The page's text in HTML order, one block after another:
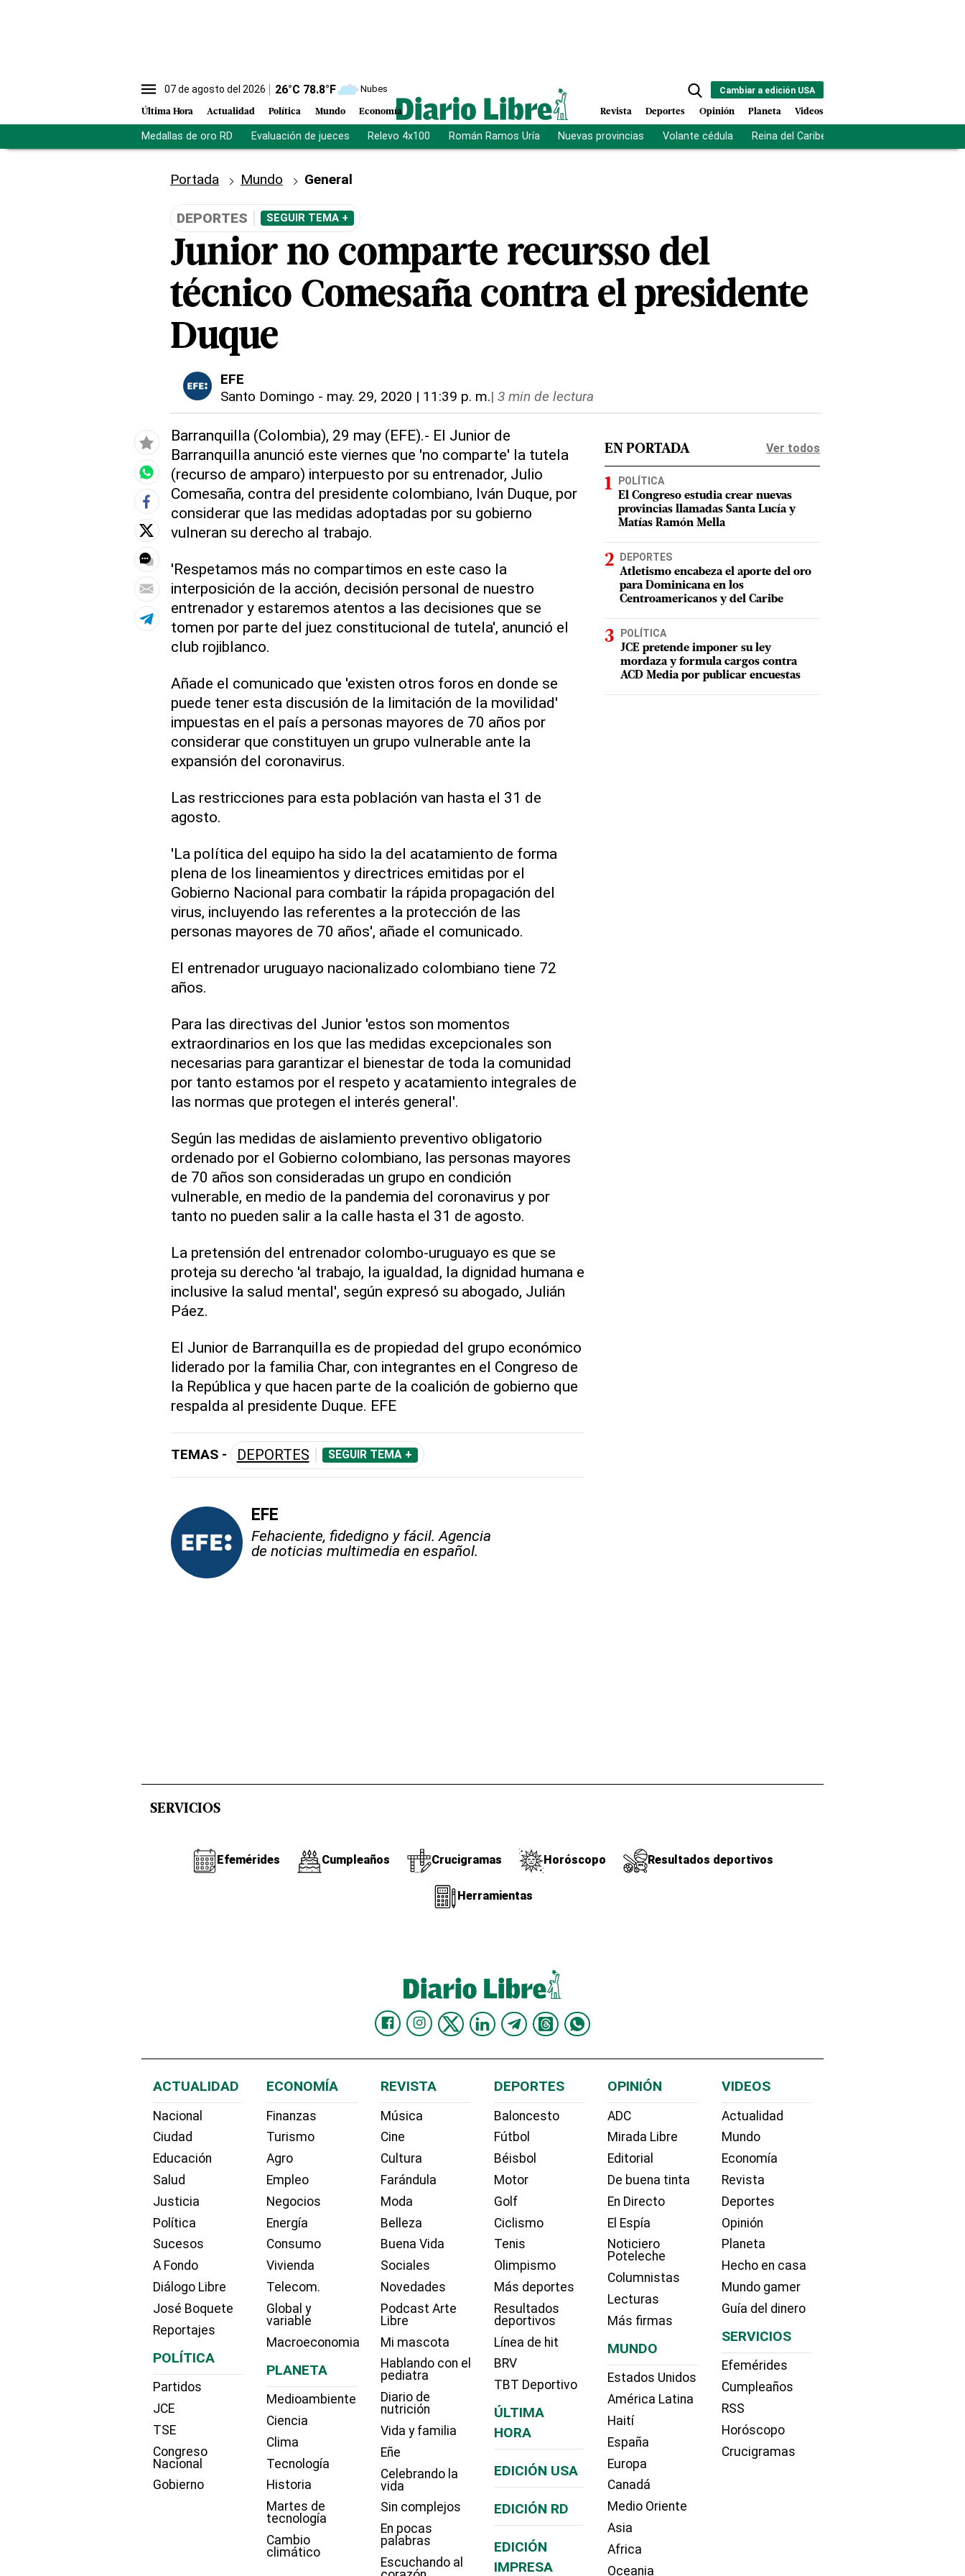
07 de agosto del 2026 26°C 78.8°F Nubes
Última Hora Actualidad Política Mundo Economía
Cambiar a edición USA
Revista Deportes Opinión Planeta Videos
Medallas de oro RD Evaluación de jueces Relevo 4x100 Román Ramos Uría Nuevas provincias Volante cédula Reina del Caribe
Portada Mundo General
DEPORTES SEGUIR TEMA +
Junior no comparte recursso del
técnico Comesaña contra el presidente
Duque
EFE
Santo Domingo - may. 29, 2020 | 11:39 p. m.| 3 min de lectura
Barranquilla (Colombia), 29 may (EFE).- El Junior de
Barranquilla anunció este viernes que 'no comparte' la tutela
(recurso de amparo) interpuesto por su entrenador, Julio
Comesaña, contra del presidente colombiano, Iván Duque, por
considerar que las medidas adoptadas por su gobierno
vulneran su derecho al trabajo.
'Respetamos más no compartimos en este caso la
interposición de la acción, decisión personal de nuestro
entrenador y estaremos atentos a las decisiones que se
tomen por parte del juez constitucional de tutela', anunció el
club rojiblanco.
Añade el comunicado que 'existen otros foros en donde se
puede tener esta discusión de la limitación de la movilidad'
impuestas en el país a personas mayores de 70 años por
considerar que constituyen un grupo vulnerable ante la
expansión del coronavirus.
Las restricciones para esta población van hasta el 31 de
agosto.
'La política del equipo ha sido la del acatamiento de forma
plena de los lineamientos y directrices emitidas por el
Gobierno Nacional para combatir la rápida propagación del
virus, incluyendo las referentes a la protección de las
personas mayores de 70 años', añade el comunicado.
El entrenador uruguayo nacionalizado colombiano tiene 72
años.
Para las directivas del Junior 'estos son momentos
extraordinarios en los que las medidas excepcionales son
necesarias para garantizar el bienestar de toda la comunidad
por tanto estamos por el respeto y acatamiento integrales de
las normas que protegen el interés general'.
Según las medidas de aislamiento preventivo obligatorio
ordenado por el Gobierno colombiano, las personas mayores
de 70 años son consideradas un grupo en condición
vulnerable, en medio de la pandemia del coronavirus y por
tanto no pueden salir a la calle hasta el 31 de agosto.
La pretensión del entrenador colombo-uruguayo es que se
proteja su derecho 'al trabajo, la igualdad, la dignidad humana e
inclusive la salud mental', según expresó su abogado, Julián
Páez.
El Junior de Barranquilla es de propiedad del grupo económico
liderado por la familia Char, con integrantes en el Congreso de
la República y que hacen parte de la coalición de gobierno que
respalda al presidente Duque. EFE
TEMAS - DEPORTES SEGUIR TEMA +
EFE
Fehaciente, fidedigno y fácil. Agencia
de noticias multimedia en español.
EN PORTADA Ver todos
POLÍTICA
El Congreso estudia crear nuevas
provincias llamadas Santa Lucía y
Matías Ramón Mella
DEPORTES
Atletismo encabeza el aporte del oro
para Dominicana en los
Centroamericanos y del Caribe
POLÍTICA
JCE pretende imponer su ley
mordaza y formula cargos contra
ACD Media por publicar encuestas
SERVICIOS
Efemérides Cumpleaños Crucigramas Horóscopo Resultados deportivos
Herramientas
ACTUALIDAD
Nacional
Ciudad
Educación
Salud
Justicia
Política
Sucesos
A Fondo
Diálogo Libre
José Boquete
Reportajes
POLÍTICA
Partidos
JCE
TSE
Congreso
Nacional
Gobierno
ECONOMÍA
Finanzas
Turismo
Agro
Empleo
Negocios
Energía
Consumo
Vivienda
Telecom.
Global y
variable
Macroeconomia
PLANETA
Medioambiente
Ciencia
Clima
Tecnología
Historia
Martes de
tecnología
Cambio
climático
REVISTA
Música
Cine
Cultura
Farándula
Moda
Belleza
Buena Vida
Sociales
Novedades
Podcast Arte
Libre
Mi mascota
Hablando con el
pediatra
Diario de
nutrición
Vida y familia
Eñe
Celebrando la
vida
Sin complejos
En pocas
palabras
Escuchando al
DEPORTES
Baloncesto
Fútbol
Béisbol
Motor
Golf
Ciclismo
Tenis
Olimpismo
Más deportes
Resultados
deportivos
Línea de hit
BRV
TBT Deportivo
ÚLTIMA
HORA
EDICIÓN USA
EDICIÓN RD
EDICIÓN
IMPRESA
OPINIÓN
ADC
Mirada Libre
Editorial
De buena tinta
En Directo
El Espía
Noticiero
Poteleche
Columnistas
Lecturas
Más firmas
MUNDO
Estados Unidos
América Latina
Haití
España
Europa
Canadá
Medio Oriente
Asia
Africa
Oceania
VIDEOS
Actualidad
Mundo
Economía
Revista
Deportes
Opinión
Planeta
Hecho en casa
Mundo gamer
Guía del dinero
SERVICIOS
Efemérides
Cumpleaños
RSS
Horóscopo
Crucigramas